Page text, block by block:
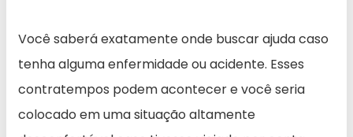
Você saberá exatamente onde buscar ajuda caso
tenha alguma enfermidade ou acidente. Esses
contratempos podem acontecer e você seria
colocado em uma situação altamente